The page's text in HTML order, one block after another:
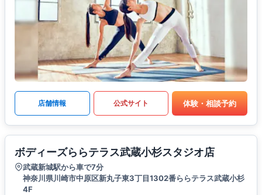
店舗情報 公式サイト 体験・相談予約
ボディーズららテラス武蔵小杉スタジオ店
武蔵新城駅から車で7分
神奈川県川崎市中原区新丸子東3丁目1302番ららテラス武蔵小杉
4F